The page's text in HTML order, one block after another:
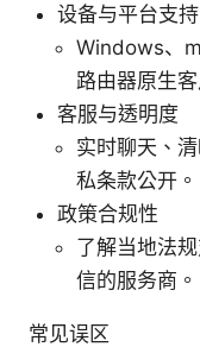
设备与平台支持
Windows、
路由器原生客
客服与透明度
实时聊天、
私条款公开。
政策合规性
了解当地法
信的服务商。
常见误区